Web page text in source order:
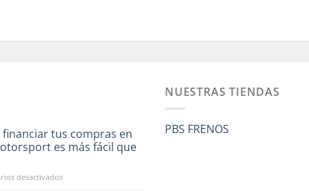
tus compras en
es más fácil que
desactivadosen
NUESTRAS TIENDAS
PBS FRENOS